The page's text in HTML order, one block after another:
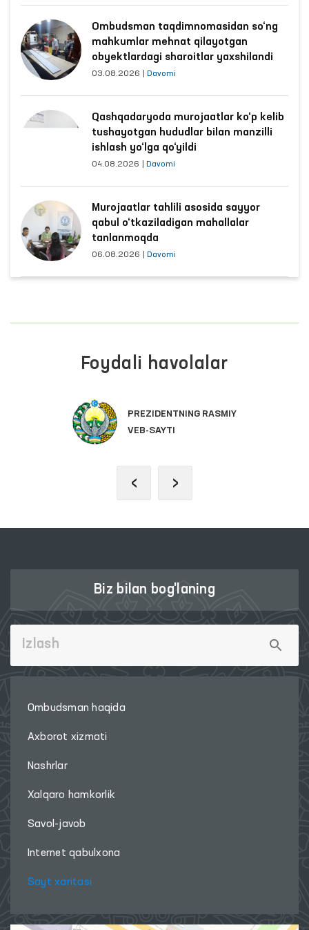
Ombudsman taqdimnomasidan so‘ng
mahkumlar mehnat qilayotgan
obyektlardagi sharoitlar yaxshilandi
03.08.2026 Davomi
Qashqadaryoda murojaatlar ko‘p kelib
tushayotgan hududlar bilan manzilli
ishlash yo‘lga qo‘yildi
04.08.2026 Davomi
Murojaatlar tahlili asosida sayyor
qabul o‘tkaziladigan mahallalar
tanlanmoqda
06.08.2026 Davomi
Foydali havolalar
OLIY MAJLIS
‹ ›
Biz bilan bog'laning
Ombudsman haqida
Axborot xizmati
Nashrlar
Xalqaro hamkorlik
Savol-javob
Internet qabulxona
Sayt xaritasi